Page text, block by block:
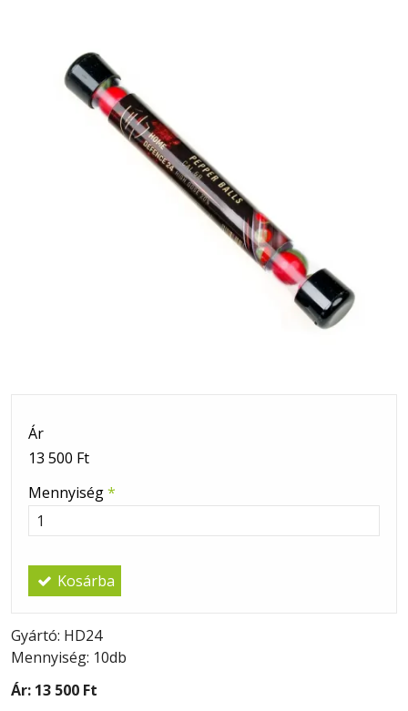
Ár
13 500 Ft
Mennyiség*
Kosárba
Gyártó: HD24
Mennyiség: 10db
Ár: 13 500 Ft